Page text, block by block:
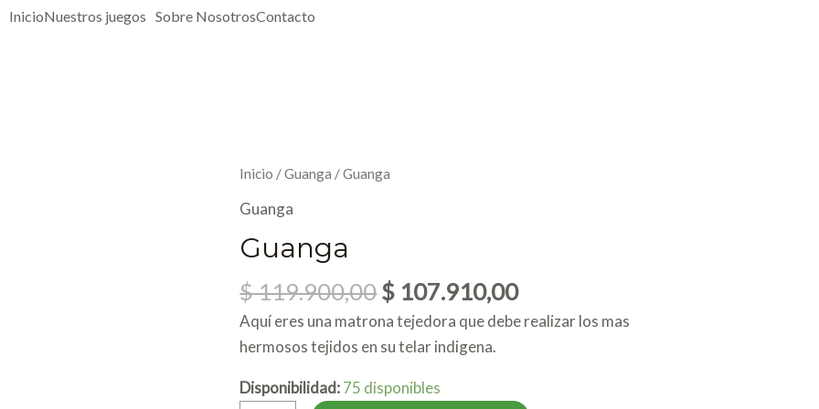
InicioNuestros juegos Sobre NosotrosContacto
Inicio /Guanga / Guanga
Guanga
Guanga
$119.900,00
Original
$ 107.910,00
Aquí eres una matrona tejedora que debe realizar los mas
hermosos tejidos en su telar indigena.
Disponibilidad:75 disponibles
Guanga